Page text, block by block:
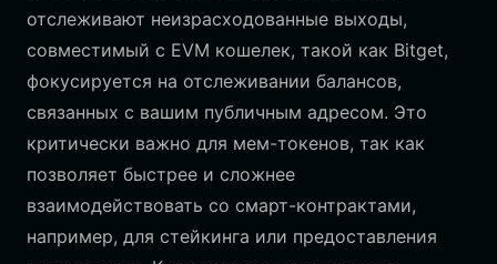
отслеживают неизрасходованные выходы,
совместимый с EVM кошелек, такой как Bitget,
фокусируется на отслеживании балансов,
связанных с вашим публичным адресом. Это
критически важно для мем-токенов, так как
позволяет быстрее и сложнее
взаимодействовать со смарт-контрактами,
например, для стейкинга или предоставления